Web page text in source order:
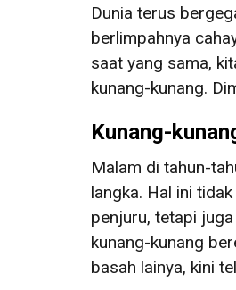
Dunia terus
berlimpahnya
saat yang sama,
kunang-kunang.
Kunang-
Malam di tahun-
langka. Hal ini
penjuru, tetapi
kunang-kunang
basah lainya, kini